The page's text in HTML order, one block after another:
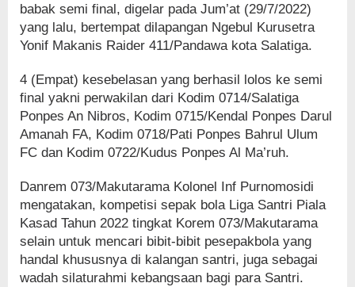
babak semi final, digelar pada Jum’at (29/7/2022)
yang lalu, bertempat dilapangan Ngebul Kurusetra
Yonif Makanis Raider 411/Pandawa kota Salatiga.
4 (Empat) kesebelasan yang berhasil lolos ke semi
final yakni perwakilan dari Kodim 0714/Salatiga
Ponpes An Nibros, Kodim 0715/Kendal Ponpes Darul
Amanah FA, Kodim 0718/Pati Ponpes Bahrul Ulum
FC dan Kodim 0722/Kudus Ponpes Al Ma’ruh.
Danrem 073/Makutarama Kolonel Inf Purnomosidi
mengatakan, kompetisi sepak bola Liga Santri Piala
Kasad Tahun 2022 tingkat Korem 073/Makutarama
selain untuk mencari bibit-bibit pesepakbola yang
handal khususnya di kalangan santri, juga sebagai
wadah silaturahmi kebangsaan bagi para Santri.